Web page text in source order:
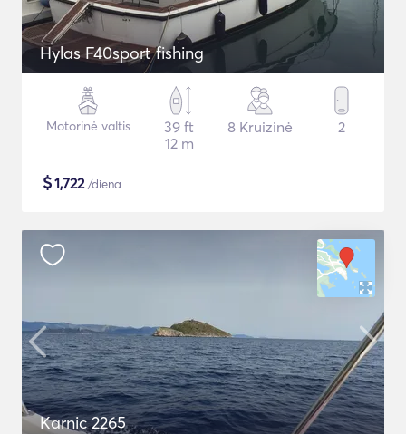
Hylas F40sport fishing
Motorinė valtis
39 ft
12 m
8 Kruizinė 2
$1,722/diena
Karnic 2265